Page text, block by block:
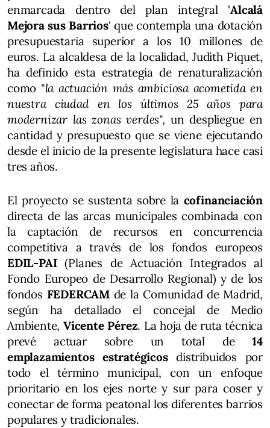
enmarcada dentro del plan integral 'Alcalá
Mejora sus Barrios' que contempla una dotación
presupuestaria superior a los 10 millones de
euros. La alcaldesa de la localidad, Judith Piquet,
ha definido esta estrategia de renaturalización
como "la actuación más ambiciosa acometida en
nuestra ciudad en los últimos 25 años para
modernizar las zonas verdes", un despliegue en
cantidad y presupuesto que se viene ejecutando
desde el inicio de la presente legislatura hace casi
tres años.
El proyecto se sustenta sobre la cofinanciación
directa de las arcas municipales combinada con
la captación de recursos en concurrencia
competitiva a través de los fondos europeos
EDIL-PAI(Planes de Actuación Integrados al
Fondo Europeo de Desarrollo Regional) y de los
fondos FEDERCAM de la Comunidad de Madrid,
según ha detallado el concejal de Medio
Ambiente, Vicente Pérez. La hoja de ruta técnica
prevé actuar sobre un total de14
emplazamientos estratégicosdistribuidos por
todo el término municipal, con un enfoque
prioritario en los ejes norte y sur para coser y
conectar de forma peatonal los diferentes barrios
populares y tradicionales.